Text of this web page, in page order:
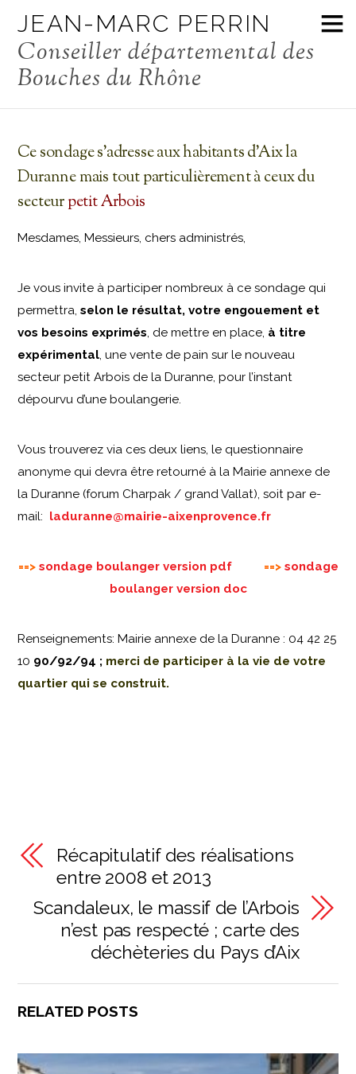
JEAN-MARC PERRIN
Conseiller départemental des
Bouches du Rhône
petit-Arbois
Jean-Marc Perrin Aix la Duranne,Société
boulangerie,pain,petit Arbois
Ce sondage s’adresse aux habitants d’Aix la
Duranne mais tout particulièrement à ceux du
secteurpetit Arbois
Mesdames, Messieurs, chers administrés,
Je vous invite à participer nombreux à ce sondage qui
permettra,selon le résultat, votre engouement et
vos besoins exprimés, de mettre en place, à titre
expérimental, une vente de pain sur le nouveau
secteur petit Arbois de la Duranne, pour l’instant
dépourvu d’une boulangerie.
Vous trouverez via ces deux liens, le questionnaire
anonyme qui devra être retourné à la Mairie annexe de
la Duranne (forum Charpak / grand Vallat), soit par e-
mail: laduranne@mairie-aixenprovence.fr
==> sondage boulanger version pdf ==> sondage
boulanger version doc
Renseignements: Mairie annexe de la Duranne : 04 42 25
10 90/92/94 ; merci de participer à la vie de votre
quartier qui se construit.
Récapitulatif des réalisations
entre 2008 et 2013
Scandaleux, le massif de l’Arbois
n’est pas respecté ; carte des
déchèteries du Pays d’Aix
RELATED POSTS